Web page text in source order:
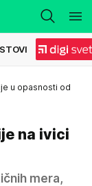
u opasnosti od
na ivici
mera,